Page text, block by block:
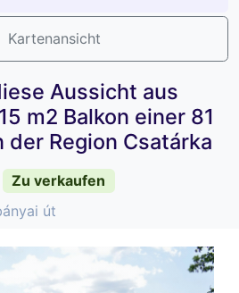
Kartenansicht
Aussicht aus
m2 Balkon einer 81
der Region Csatárka
Zu verkaufen
út